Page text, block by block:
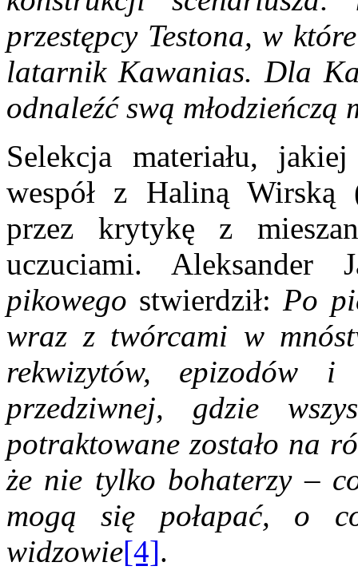
przestępcy Testona, w
latarnik Kawanias. Dla
odnaleźć swą młodzieńczą
Selekcja materiału,
wespół z Haliną Wirską
przez krytykę z
uczuciami.
pikowego stwierdził:Po
wraz z twórcami w
rekwizytów, epizodów
przedziwnej, gdzie
potraktowane zostało na
że nie tylko bohaterzy –
mogą się połapać, o
widzowie[4].